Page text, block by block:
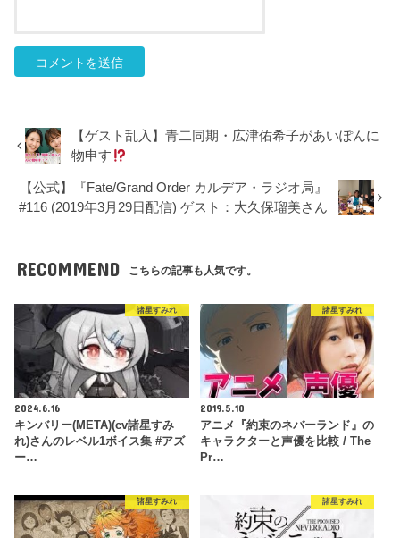
【ゲスト乱入】青二同期・広津佑希子があいぽんに
物申す
【公式】『Fate/Grand Order カルデア・ラジオ局』
#116 (2019年3月29日配信) ゲスト：大久保瑠美さん
RECOMMEND こちらの記事も人気です。
諸星すみれ
2024.6.16
キンバリー(META)(cv諸星すみ
れ)さんのレベル1ボイス集 #アズ
ー…
諸星すみれ
2019.5.10
アニメ『約束のネバーランド』の
キャラクターと声優を比較 / The
Pr…
諸星すみれ 諸星すみれ